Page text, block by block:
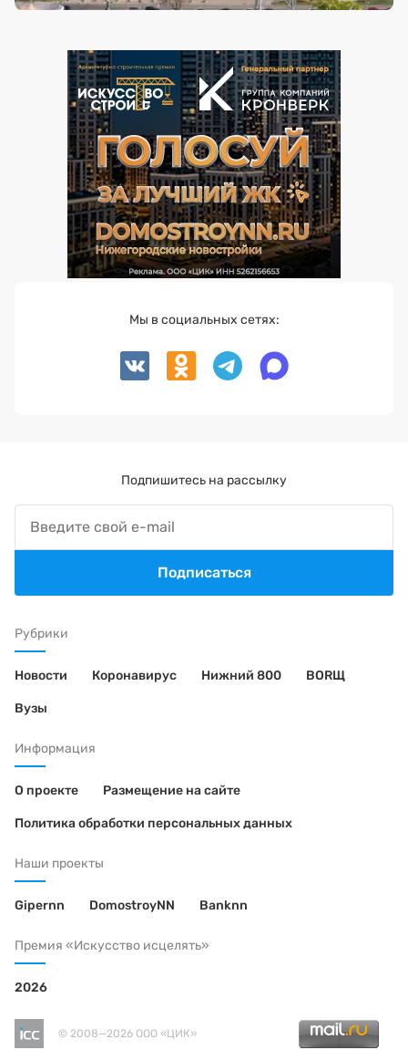
Рубрики
Новости Коронавирус Нижний 800 BORЩ
Вузы
Информация
О проекте Размещение на сайте
Политика обработки персональных данных
Наши проекты
Gipernn DomostroyNN Banknn
Премия «Искусство исцелять»
2026
© 2008—2026 ООО «ЦИК»
Мы в социальных сетях:
Подпишитесь на рассылку
Подписаться